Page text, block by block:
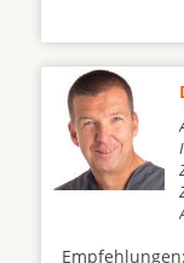
Empfehlungen: